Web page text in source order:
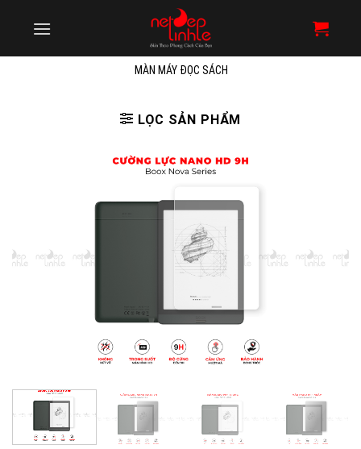
MÀN MÁY ĐỌC SÁCH
LỌC SẢN PHẨM